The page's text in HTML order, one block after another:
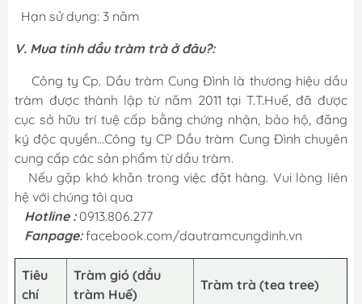
Hạn sử dụng: 3 năm
V. Mua tinh dầu tràm trà ở đâu?:
Công ty Cp. Dầu tràm Cung Đình là thương hiệu dầu
tràm được thành lập từ năm 2011 tại T.T.Huế, đã được
cục sở hữu trí tuệ cấp bằng chứng nhận, bảo hộ, đăng
ký độc quyền...Công ty CP Dầu tràm Cung Đình chuyên
cung cấp các sản phẩm từ dầu tràm.
Nếu gặp khó khăn trong việc đặt hàng. Vui lòng liên
hệ với chúng tôi qua
Hotline : 0913.806.277
Fanpage: facebook.com/dautramcungdinh.vn
Tiêu
chí
Tràm gió (dầu
tràm Huế)
Tràm trà (tea tree)